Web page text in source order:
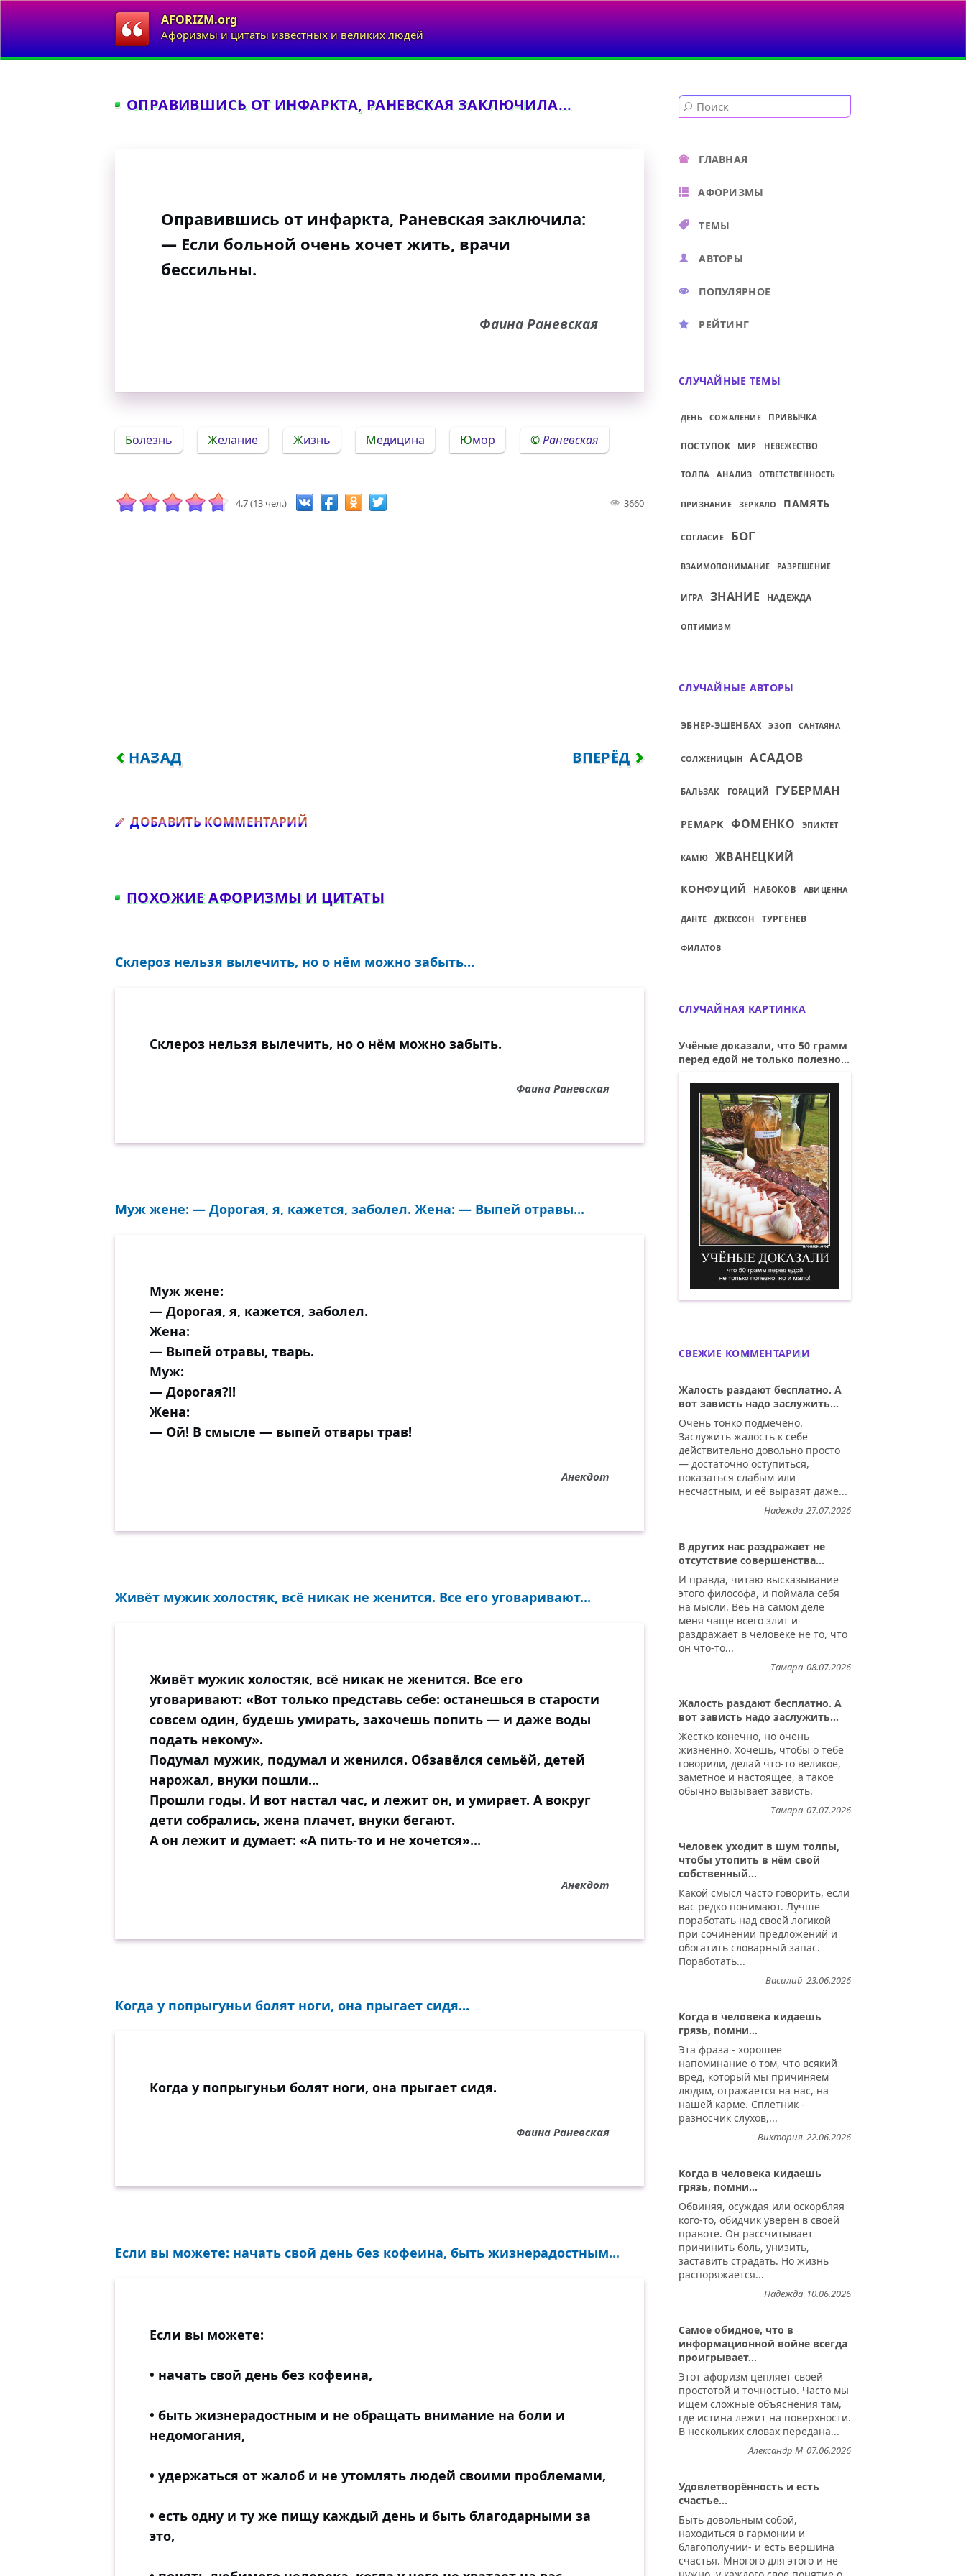
AFORIZM.org
Афоризмы и цитаты известных и великих людей
ОПРАВИВШИСЬ ОТ ИНФАРКТА, РАНЕВСКАЯ ЗАКЛЮЧИЛА...
Оправившись от инфаркта, Раневская заключила:
— Если больной очень хочет жить, врачи
бессильны.
Фаина Раневская
Болезнь Желание Жизнь Медицина Юмор Раневская
4.7 (13 чел.) 3660
ПРЕДЫДУЩИЙ: В МОЕЙ СТАРОЙ ГОЛОВЕ ДВЕ, ОТ СИЛЫ ТРИ МЫСЛИ...
НАЗАД СЛЕДУЮЩИЙ: ЗАХОДИТ В МАГАЗИН НА ТАГАНКЕ
ВПЕРЁД
ДОБАВИТЬ КОММЕНТАРИЙ
ПОХОЖИЕ АФОРИЗМЫ И ЦИТАТЫ
Склероз нельзя вылечить, но о нём можно забыть...
Склероз нельзя вылечить, но о нём можно забыть.
Фаина Раневская
Муж жене: — Дорогая, я, кажется, заболел. Жена: — Выпей отравы...
Муж жене:
— Дорогая, я, кажется, заболел.
Жена:
— Выпей отравы, тварь.
Муж:
— Дорогая?!!
Жена:
— Ой! В смысле — выпей отвары трав!
Анекдот
Живёт мужик холостяк, всё никак не женится. Все его уговаривают...
Живёт мужик холостяк, всё никак не женится. Все его
уговаривают: «Вот только представь себе: останешься в старости
совсем один, будешь умирать, захочешь попить — и даже воды
подать некому».
Подумал мужик, подумал и женился. Обзавёлся семьёй, детей
нарожал, внуки пошли...
Прошли годы. И вот настал час, и лежит он, и умирает. А вокруг
дети собрались, жена плачет, внуки бегают.
А он лежит и думает: «А пить-то и не хочется»...
Анекдот
Когда у попрыгуньи болят ноги, она прыгает сидя...
Когда у попрыгуньи болят ноги, она прыгает сидя.
Фаина Раневская
Если вы можете: начать свой день без кофеина, быть жизнерадостным...
Если вы можете:
• начать свой день без кофеина,
• быть жизнерадостным и не обращать внимание на боли и
недомогания,
• удержаться от жалоб и не утомлять людей своими проблемами,
• есть одну и ту же пищу каждый день и быть благодарными за
это,
ГЛАВНАЯ
АФОРИЗМЫ
ТЕМЫ
АВТОРЫ
ПОПУЛЯРНОЕ
РЕЙТИНГ
СЛУЧАЙНЫЕ ТЕМЫ
ДЕНЬ СОЖАЛЕНИЕ ПРИВЫЧКА
ПОСТУПОК МИР НЕВЕЖЕСТВО
ТОЛПА АНАЛИЗ ОТВЕТСТВЕННОСТЬ
ПРИЗНАНИЕ ЗЕРКАЛО ПАМЯТЬ
СОГЛАСИЕ БОГ
ВЗАИМОПОНИМАНИЕ РАЗРЕШЕНИЕ
ИГРА ЗНАНИЕ НАДЕЖДА
ОПТИМИЗМ
СЛУЧАЙНЫЕ АВТОРЫ
ЭБНЕР-ЭШЕНБАХ ЭЗОП САНТАЯНА
СОЛЖЕНИЦЫН АСАДОВ
БАЛЬЗАК ГОРАЦИЙ ГУБЕРМАН
РЕМАРК ФОМЕНКО ЭПИКТЕТ
КАМЮ ЖВАНЕЦКИЙ
КОНФУЦИЙ НАБОКОВ АВИЦЕННА
ДАНТЕ ДЖЕКСОН ТУРГЕНЕВ
ФИЛАТОВ
СЛУЧАЙНАЯ КАРТИНКА
Учёные доказали, что 50 грамм
перед едой не только полезно...
Учёные доказали, что 50 грамм перед
СВЕЖИЕ КОММЕНТАРИИ
Жалость раздают бесплатно. А
вот зависть надо заслужить...
Очень тонко подмечено.
Заслужить жалость к себе
действительно довольно просто
— достаточно оступиться,
показаться слабым или
несчастным, и её выразят даже...
27.07.2026
Надежда
В других нас раздражает не
отсутствие совершенства...
И правда, читаю высказывание
этого философа, и поймала себя
на мысли. Веь на самом деле
меня чаще всего злит и
раздражает в человеке не то, что
он что-то...
08.07.2026
Тамара
Жалость раздают бесплатно. А
вот зависть надо заслужить...
Жестко конечно, но очень
жизненно. Хочешь, чтобы о тебе
говорили, делай что-то великое,
заметное и настоящее, а такое
обычно вызывает зависть.
07.07.2026
Тамара
Человек уходит в шум толпы,
чтобы утопить в нём свой
собственный...
Какой смысл часто говорить, если
вас редко понимают. Лучше
поработать над своей логикой
при сочинении предложений и
обогатить словарный запас.
Поработать...
23.06.2026
Василий
Когда в человека кидаешь
грязь, помни...
Эта фраза - хорошее
напоминание о том, что всякий
вред, который мы причиняем
людям, отражается на нас, на
нашей карме. Сплетник -
разносчик слухов,...
22.06.2026
Виктория
Когда в человека кидаешь
грязь, помни...
Обвиняя, осуждая или оскорбляя
кого-то, обидчик уверен в своей
правоте. Он рассчитывает
причинить боль, унизить,
заставить страдать. Но жизнь
распоряжается...
10.06.2026
Надежда
Самое обидное, что в
информационной войне всегда
проигрывает...
Этот афоризм цепляет своей
простотой и точностью. Часто мы
ищем сложные объяснения там,
где истина лежит на поверхности.
В нескольких словах передана...
07.06.2026
Александр М
Удовлетворённость и есть
счастье...
Быть довольным собой,
находиться в гармонии и
благополучии- и есть вершина
счастья. Многого для этого и не